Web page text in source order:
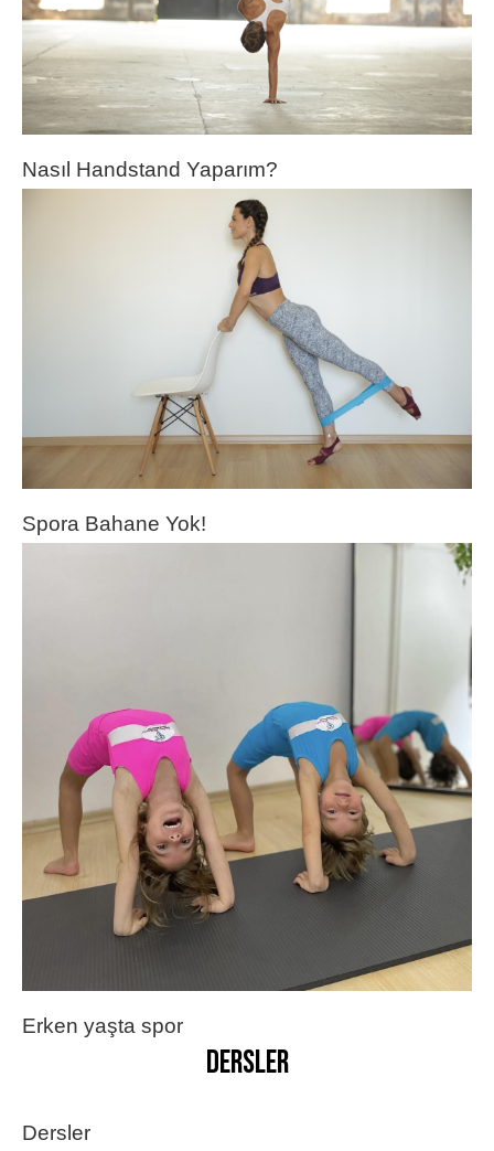
Nasıl Handstand Yaparım?
Spora Bahane Yok!
Erken yaşta spor
Dersler
Dersler